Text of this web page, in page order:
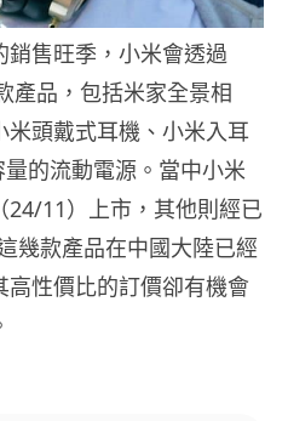
售旺季，小米會透過
產品，包括米家全景相
頭戴式耳機、小米入耳
的流動電源。當中小米
24/11）上市，其他則經已
幾款產品在中國大陸已經
性價比的訂價卻有機會